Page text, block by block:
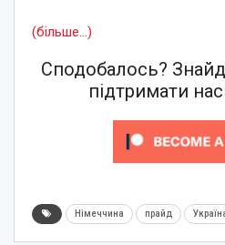
(більше…)
Сподобалось?
підтримати
Німеччина прайд